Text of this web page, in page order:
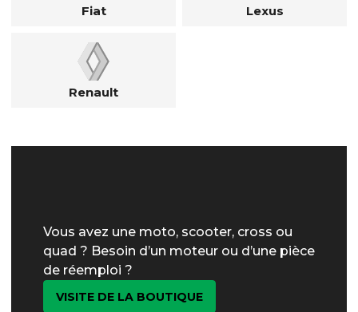
Fiat Lexus
Renault
Vous avez une moto, scooter, cross ou
quad ? Besoin d’un moteur ou d’une pièce
de réemploi ?
VISITE DE LA BOUTIQUE